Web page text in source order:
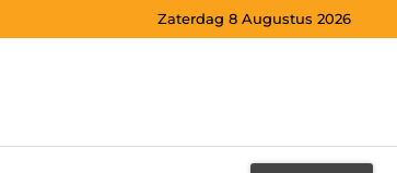
Zaterdag 8 Augustus 2026